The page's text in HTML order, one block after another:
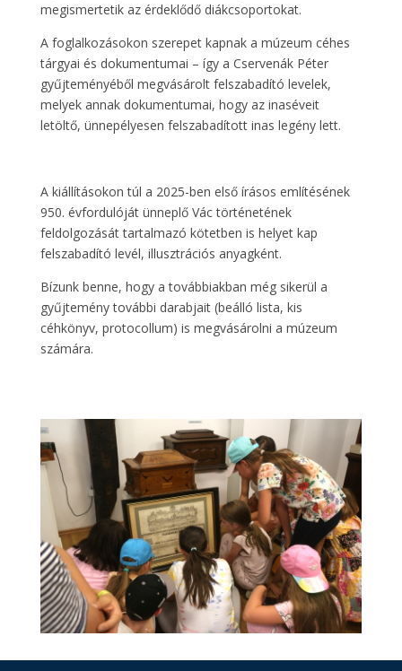
megismertetik az érdeklődő diákcsoportokat.
A foglalkozásokon szerepet kapnak a múzeum céhes
tárgyai és dokumentumai – így a Cservenák Péter
gyűjteményéből megvásárolt felszabadító levelek,
melyek annak dokumentumai, hogy az inaséveit
letöltő, ünnepélyesen felszabadított inas legény lett.
A kiállításokon túl a 2025-ben első írásos említésének
950. évfordulóját ünneplő Vác történetének
feldolgozását tartalmazó kötetben is helyet kap
felszabadító levél, illusztrációs anyagként.
Bízunk benne, hogy a továbbiakban még sikerül a
gyűjtemény további darabjait (beálló lista, kis
céhkönyv, protocollum) is megvásárolni a múzeum
számára.